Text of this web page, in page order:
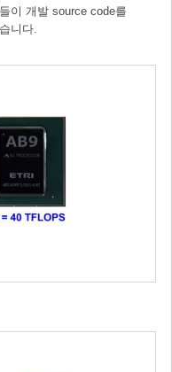
이 개발 source code를
니다.